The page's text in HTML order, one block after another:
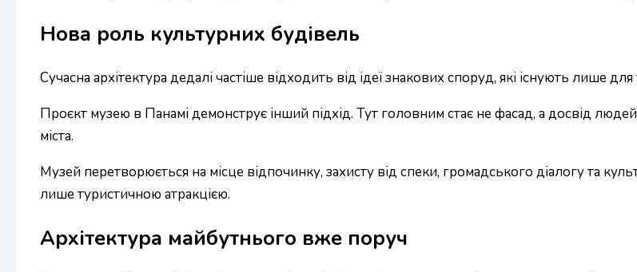
Нова роль культурних будівель
Сучасна архітектура дедалі частіше відходить від ідеї знакових споруд, які існують лише
Проєкт музею в Панамі демонструє інший підхід. Тут головним стає не фасад, а досвід
міста.
Музей перетворюється на місце відпочинку, захисту від спеки, громадського діалогу та
лише туристичною атракцією.
Архітектура майбутнього вже поруч